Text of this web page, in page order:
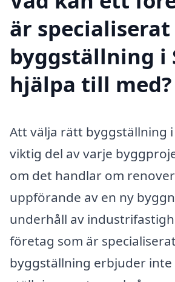
är specialiserat
byggställning i
hjälpa till med?
Att välja rätt byggställning i
viktig del av varje
om det handlar om
uppförande av en ny
underhåll av
företag som är
byggställning erbjuder inte